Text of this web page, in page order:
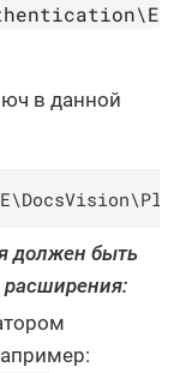
в данной
должен быть
расширения: